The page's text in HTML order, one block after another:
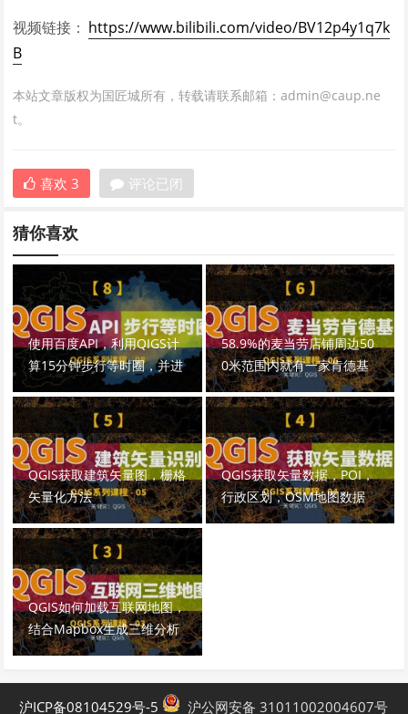
视频链接： https://www.bilibili.com/video/BV12p4y1q7k
B
本站文章版权为国匠城所有，转载请联系邮箱：admin@caup.ne
t。
喜欢 3 评论已闭
猜你喜欢
使用百度API，利用QIGS计
算15分钟步行等时圈，并进
行可视化和提取等时线
58.9%的麦当劳店铺周边50
0米范围内就有一家肯德基
QGIS获取建筑矢量图，栅格
矢量化方法
QGIS获取矢量数据，POI，
行政区划，OSM地图数据
QGIS如何加载互联网地图，
结合Mapbox生成三维分析
图
沪ICP备08104529号-5 沪公网安备 31011002004607号